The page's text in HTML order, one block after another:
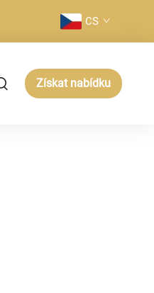
CS
Získat nabídku